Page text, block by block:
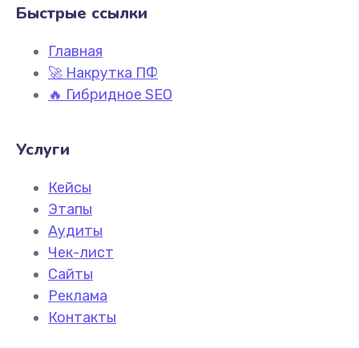
Быстрые ссылки
Главная
🚀 Накрутка ПФ
🔥 Гибридное SEO
Услуги
Кейсы
Этапы
Аудиты
Чек-лист
Сайты
Реклама
Контакты